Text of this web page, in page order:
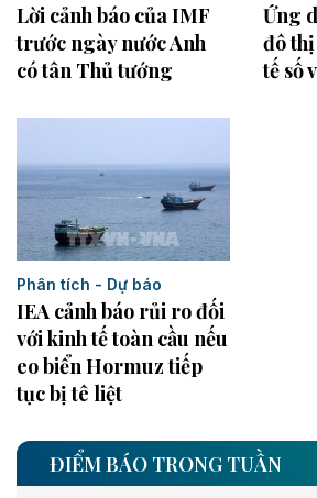
Lời cảnh báo của IMF
trước ngày nước Anh
có tân Thủ tướng
Ứng
đô
tế số
Phân tích - Dự báo
IEA cảnh báo rủi ro đối
với kinh tế toàn cầu nếu
eo biển Hormuz tiếp
tục bị tê liệt
ĐIỂM BÁO TRONG TUẦN